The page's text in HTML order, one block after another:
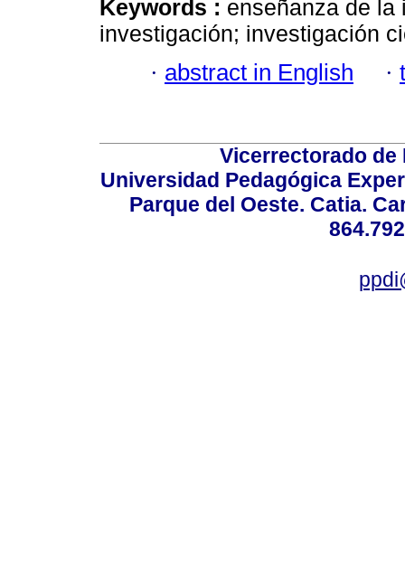
Keywords : enseñanza de la
investigación; investigación
· abstract in English ·
Vicerrectorado
Universidad Pedagógica
Parque del Oeste. Catia.